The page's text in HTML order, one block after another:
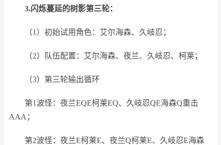
3.闪烁蔓延的树影第三轮：
（1）初始试用角色：艾尔海森、久岐忍；
（2）队伍配置：艾尔海森、夜兰、久岐忍、柯莱；
（3）第三轮输出循环
第1波怪：夜兰EQE柯莱EQ、久岐忍QE海森Q重击
AAA；
第2波怪：夜兰E柯莱E、夜兰Q柯莱E、久岐忍E海森